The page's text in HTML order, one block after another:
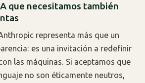
que necesitamos también
representa más que un
es una invitación a redefinir
las máquinas. Si aceptamos que
no son éticamente neutros,